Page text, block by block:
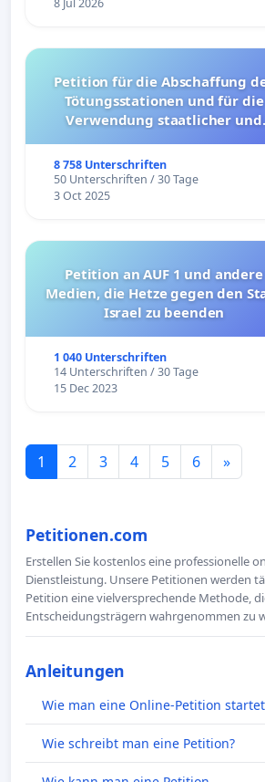
Petition für die Abschaffung der
Tötungsstationen und für die
Verwendung staatlicher und
8 758 Unterschriften
50 Unterschriften / 30 Tage
3 Oct 2025
Petition an AUF 1 und andere
Medien, die Hetze gegen den
Israel zu beenden
1 040 Unterschriften
14 Unterschriften / 30 Tage
15 Dec 2023
1 2 3 4 5 6 »
Petitionen.com
Erstellen Sie kostenlos eine professionelle
Dienstleistung. Unsere Petitionen werden
Petition eine vielversprechende Methode,
Entscheidungsträgern wahrgenommen zu
Anleitungen
Wie man eine Online-Petition startet
Wie schreibt man eine Petition?